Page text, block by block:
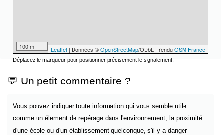
100 m Leaflet | Données ©OpenStreetMap/ODbL - renduOSM France
Déplacez le marqueur pour positionner précisement le signalement.
💬 Un petit commentaire ?
Vous pouvez indiquer toute information qui vous semble utile
comme un élement de repérage dans l'environnement, la proximité
d'une école ou d'un établissement quelconque, s'il y a danger